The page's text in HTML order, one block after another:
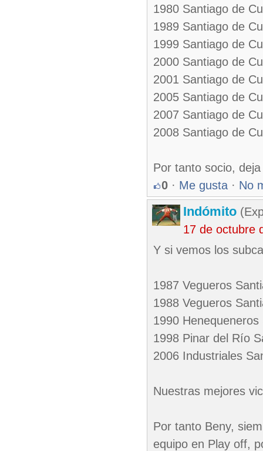
1980 Santiago de
1989 Santiago de
1999 Santiago de
2000 Santiago de
2001 Santiago de
2005 Santiago de
2007 Santiago de
2008 Santiago de
Por tanto socio,
0 · Me gusta · No
Indómito
17 de octubre
Y si vemos los
1987 Vegueros
1988 Vegueros
1990
1998 Pinar del Río
2006 Industriales
Nuestras mejores
Por tanto Beny,
equipo en Play off,